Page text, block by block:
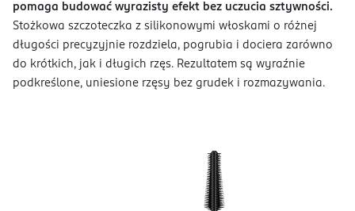
pomaga budować wyrazisty efekt bez uczucia sztywności.
Stożkowa szczoteczka z silikonowymi włoskami o różnej
długości precyzyjnie rozdziela, pogrubia i dociera zarówno
do krótkich, jak i długich rzęs. Rezultatem są wyraźnie
podkreślone, uniesione rzęsy bez grudek i rozmazywania.